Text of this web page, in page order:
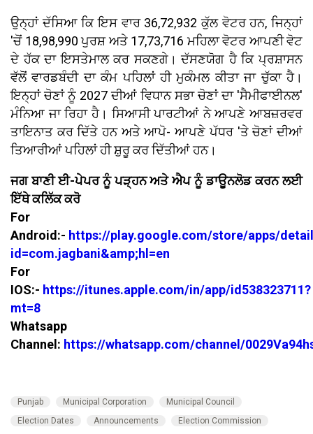
ਉਨ੍ਹਾਂ ਦੱਸਿਆ ਕਿ ਇਸ ਵਾਰ 36,72,932 ਕੁੱਲ ਵੋਟਰ ਹਨ, ਜਿਨ੍ਹਾਂ
'ਚੋਂ 18,98,990 ਪੁਰਸ਼ ਅਤੇ 17,73,716 ਮਹਿਲਾ ਵੋਟਰ ਆਪਣੀ ਵੋਟ
ਦੇ ਹੱਕ ਦਾ ਇਸਤੇਮਾਲ ਕਰ ਸਕਣਗੇ। ਦੱਸਣਯੋਗ ਹੈ ਕਿ ਪ੍ਰਸ਼ਾਸਨ
ਵੱਲੋਂ ਵਾਰਡਬੰਦੀ ਦਾ ਕੰਮ ਪਹਿਲਾਂ ਹੀ ਮੁਕੰਮਲ ਕੀਤਾ ਜਾ ਚੁੱਕਾ ਹੈ।
ਇਨ੍ਹਾਂ ਚੋਣਾਂ ਨੂੰ 2027 ਦੀਆਂ ਵਿਧਾਨ ਸਭਾ ਚੋਣਾਂ ਦਾ 'ਸੈਮੀਫਾਈਨਲ'
ਮੰਨਿਆ ਜਾ ਰਿਹਾ ਹੈ। ਸਿਆਸੀ ਪਾਰਟੀਆਂ ਨੇ ਆਪਣੇ ਆਬਜ਼ਰਵਰ
ਤਾਇਨਾਤ ਕਰ ਦਿੱਤੇ ਹਨ ਅਤੇ ਆਪੋ- ਆਪਣੇ ਪੱਧਰ 'ਤੇ ਚੋਣਾਂ ਦੀਆਂ
ਤਿਆਰੀਆਂ ਪਹਿਲਾਂ ਹੀ ਸ਼ੁਰੂ ਕਰ ਦਿੱਤੀਆਂ ਹਨ।
ਜਗ ਬਾਣੀ ਈ-ਪੇਪਰ ਨੂੰ ਪੜ੍ਹਨ ਅਤੇ ਐਪ ਨੂੰ ਡਾਊਨਲੋਡ ਕਰਨ ਲਈ
ਇੱਥੇ ਕਲਿੱਕ ਕਰੋ
For
Android:- https://play.google.com/store/apps/
id=com.jagbani&amp;hl=en
For
IOS:- https://itunes.apple.com/in/app/id538323711?
mt=8
Whatsapp
Channel: https://whatsapp.com/channel/
Punjab Municipal Corporation
Municipal Council
Election Dates
Announcements Election Commission